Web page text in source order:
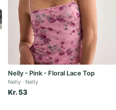
Nelly - Pink - Floral Lace Top
Nelly Nelly
Kr. 53